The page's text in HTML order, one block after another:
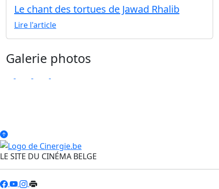
Le chant des tortues de Jawad Rhalib
Lire l'article
Galerie photos
LE SITE DU CINÉMA BELGE